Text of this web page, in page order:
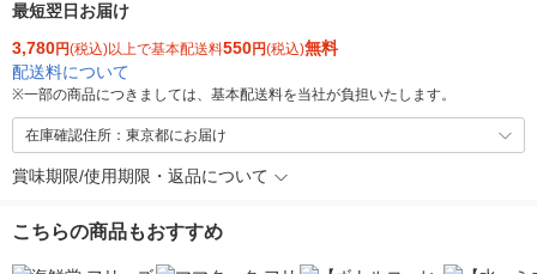
最短翌日お届け
3,780円(税込)以上で基本配送料550円(税込)無料
配送料について
※一部の商品につきましては、基本配送料を当社が負担いたします。
在庫確認住所：東京都にお届け
賞味期限/使用期限・返品について
こちらの商品もおすすめ